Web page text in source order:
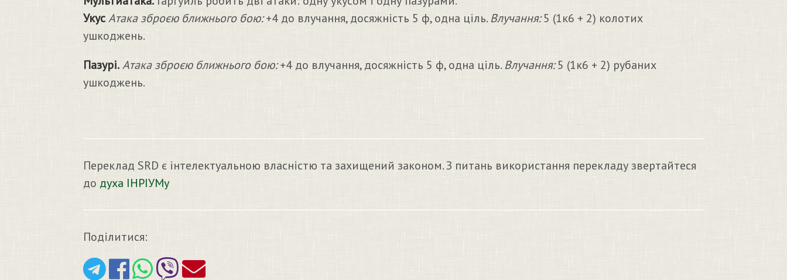
УкусАтака зброєю ближнього бою:+4 до влучання, досяжність 5 ф, одна ціль.Влучання:5 (1к6 + 2) колотих
ушкоджень.
Пазурі.Атака зброєю ближнього бою:+4 до влучання, досяжність 5 ф, одна ціль.Влучання:5 (1к6 + 2) рубаних
ушкоджень.
Переклад SRD є інтелектуальною власністю та захищений законом. З питань використання перекладу звертайтеся
до духа ІНРІУМу
Поділитися: